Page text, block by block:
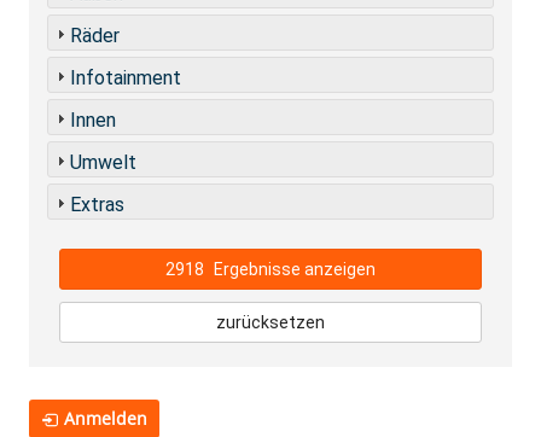
Räder
Infotainment
Innen
Umwelt
Extras
2918 Ergebnisse anzeigen
zurücksetzen
Anmelden